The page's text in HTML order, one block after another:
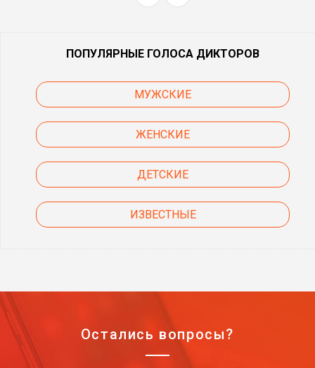
ПОПУЛЯРНЫЕ ГОЛОСА ДИКТОРОВ
МУЖСКИЕ
ЖЕНСКИЕ
ДЕТСКИЕ
ИЗВЕСТНЫЕ
Остались вопросы?